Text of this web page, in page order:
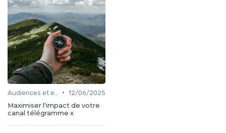
• 12/06/2025
Maximiser l'impact de votre
canal télégramme x